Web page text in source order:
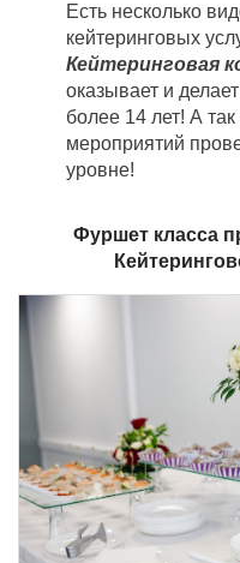
Есть несколько
кейтеринговых
Кейтеринговая
оказывает и
более 14 лет! А
мероприятий
уровне!
Фуршет класса